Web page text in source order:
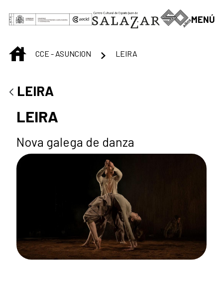
Saut au contenu principal
MENÚ
INICIOCCE - ASUNCION LEIRA
LEIRA
LEIRA
Nova galega de danza